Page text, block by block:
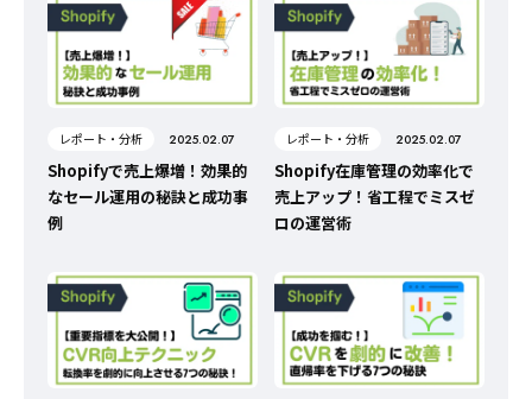
レポート・分析 2025.02.07
Shopifyで売上爆増！効果的
なセール運用の秘訣と成功事
例
レポート・分析 2025.02.07
Shopify在庫管理の効率化で
売上アップ！省工程でミスゼ
ロの運営術